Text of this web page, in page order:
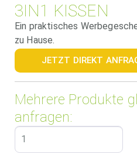
3IN1 KISSEN
Ein praktisches
zu Hause.
JETZT DIREKT
Mehrere Produkte
anfragen: